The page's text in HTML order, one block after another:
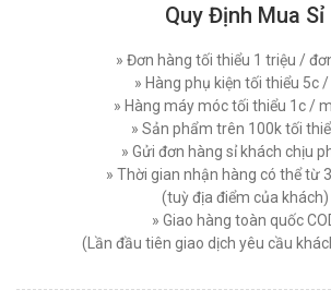
Quy Định Mua Sỉ
» Đơn hàng tối thiểu 1 triệu /
» Hàng phụ kiện tối thiểu 5c /
» Hàng máy móc tối thiểu 1c /
» Sản phẩm trên 100k tối
» Gửi đơn hàng sỉ khách chịu
» Thời gian nhận hàng có thể từ
(tuỳ địa điểm của khách)
» Giao hàng toàn quốc
(Lần đầu tiên giao dịch yêu cầu